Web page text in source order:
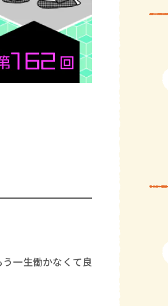
一生働かなくて良